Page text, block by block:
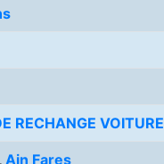
RECHANGE VOITURE
, Ain Fares